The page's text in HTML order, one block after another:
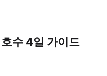
수 4일 가이드